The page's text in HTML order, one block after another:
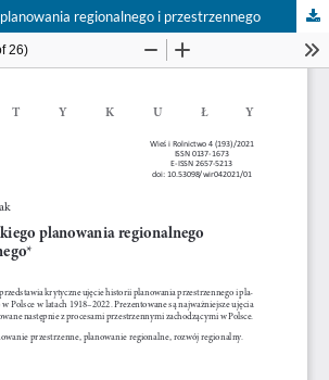
regionalnego i przestrzennego